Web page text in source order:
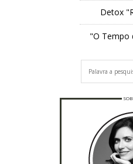
Detox
"O Tempo